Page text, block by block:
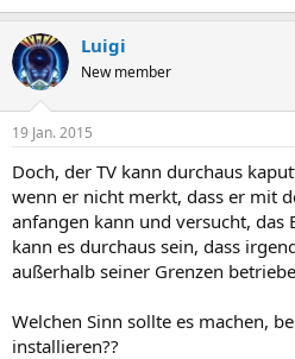
Luigi
New member
19 Jan. 2015
Doch, der TV kann durchaus
wenn er nicht merkt, dass er mit
anfangen kann und versucht, das
kann es durchaus sein, dass
außerhalb seiner Grenzen
Welchen Sinn sollte es machen,
installieren??